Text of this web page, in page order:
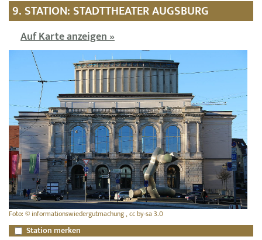
9. STATION: STADTTHEATER AUGSBURG
Auf Karte anzeigen »
Foto: © informationswiedergutmachung , cc by-sa 3.0
Station merken